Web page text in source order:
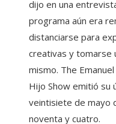
dijo en una
programa aún era
distanciarse para
creativas y tomarse
mismo. The
Hijo Show emitió su
veintisiete de mayo
noventa y cuatro.